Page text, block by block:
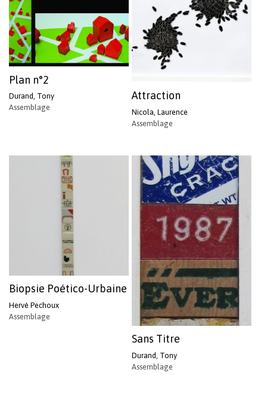
Plan n°2
Durand, Tony
Assemblage
Attraction
Nicola, Laurence
Assemblage
Biopsie Poético-Urbaine
Hervé Pechoux
Assemblage
Sans Titre
Durand, Tony
Assemblage